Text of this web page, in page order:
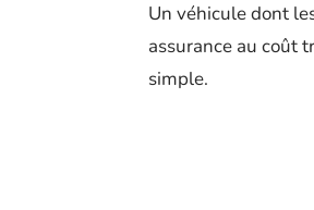
Un véhicule dont
assurance au coût
simple.